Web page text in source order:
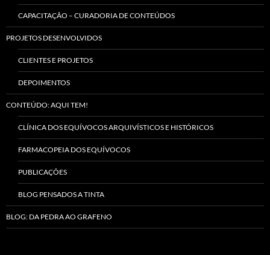
CAPACITAÇÃO – CURADORIA DE CONTEÚDOS
PROJETOS DESENVOLVIDOS
CLIENTES E PROJETOS
DEPOIMENTOS
CONTEÚDO: AQUI TEM!
CLÍNICA DOS EQUÍVOCOS ARQUIVÍSTICOS E HISTÓRICOS
FARMACOPEIA DOS EQUÍVOCOS
PUBLICAÇÕES
BLOG PENSADOS A TINTA
BLOG: DA PEDRA AO GRAFENO